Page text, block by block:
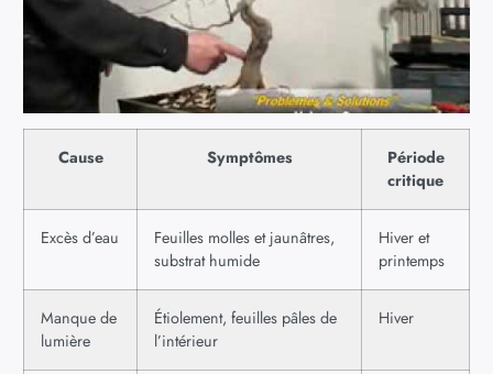
Cause Symptômes
Période
critique
Excès d’eau
Feuilles molles et jaunâtres,
substrat humide
Hiver et
printemps
Manque de
lumière
Étiolement, feuilles pâles de
l’intérieur
Hiver